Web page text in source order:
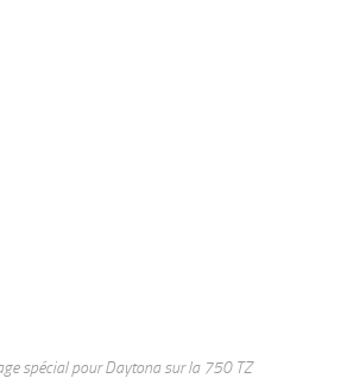
spécial pour Daytona sur la 750 TZ